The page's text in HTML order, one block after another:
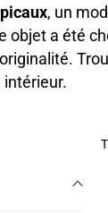
, un
objet a été